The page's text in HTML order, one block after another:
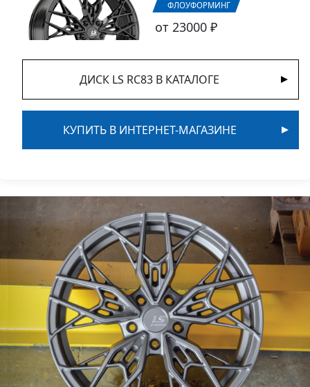
ФЛОУФОРМИНГ
от 23000 ₽
ДИСК LS RC83 В КАТАЛОГЕ
КУПИТЬ В ИНТЕРНЕТ-МАГАЗИНЕ